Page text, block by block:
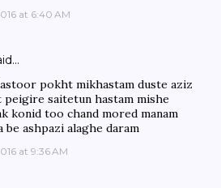
at 6:40 AM
pokht mikhastam duste aziz
peigire saitetun hastam mishe
konid too chand mored manam
be ashpazi alaghe daram
at 9:36 AM